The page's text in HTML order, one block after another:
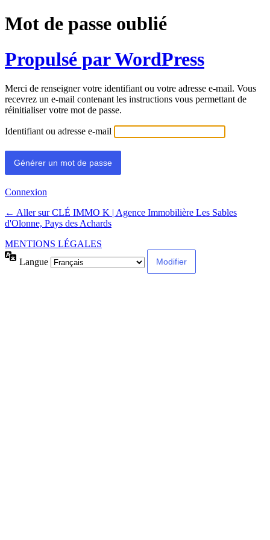
Mot de passe oublié
Propulsé par WordPress
Merci de renseigner votre identifiant ou votre adresse e-mail. Vous
recevrez un e-mail contenant les instructions vous permettant de
réinitialiser votre mot de passe.
Identifiant ou adresse e-mail
Connexion
← Aller sur CLÉ IMMO K | Agence Immobilière Les Sables
d'Olonne, Pays des Achards
MENTIONS LÉGALES
Langue